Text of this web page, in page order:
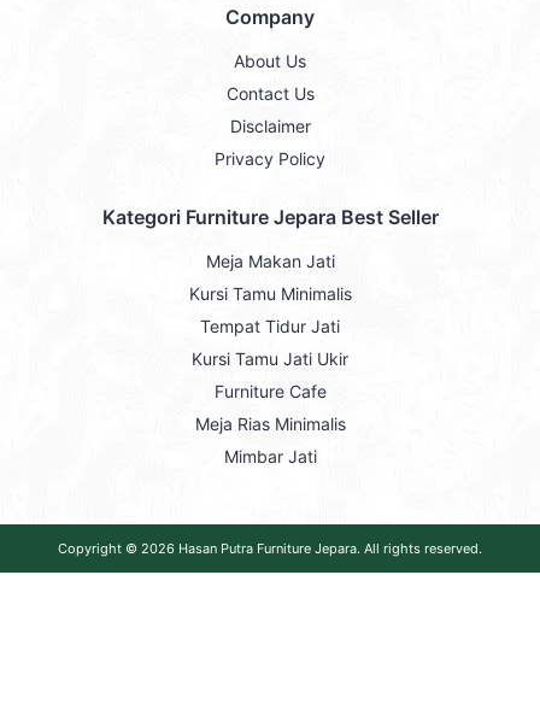
Company
About Us
Contact Us
Disclaimer
Privacy Policy
Kategori Furniture Jepara Best Seller
Meja Makan Jati
Kursi Tamu Minimalis
Tempat Tidur Jati
Kursi Tamu Jati Ukir
Furniture Cafe
Meja Rias Minimalis
Mimbar Jati
Copyright © 2026 Hasan Putra Furniture Jepara. All rights reserved.